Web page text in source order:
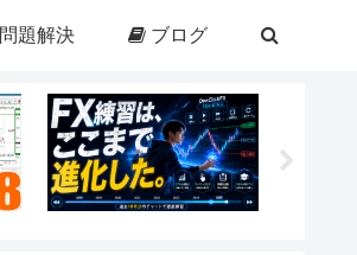
問題解決 ブログ